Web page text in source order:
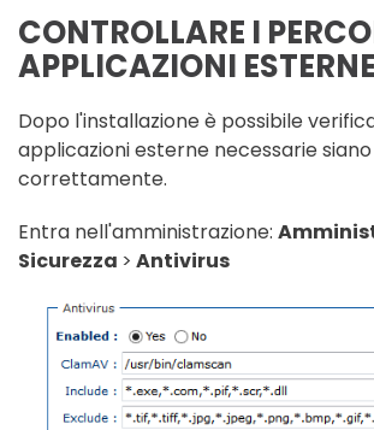
CONTROLLARE I
APPLICAZIONI ESTERNE
Dopo l'installazione è possibile
applicazioni esterne necessarie
correttamente.
Entra nell'amministrazione:
Sicurezza > Antivirus